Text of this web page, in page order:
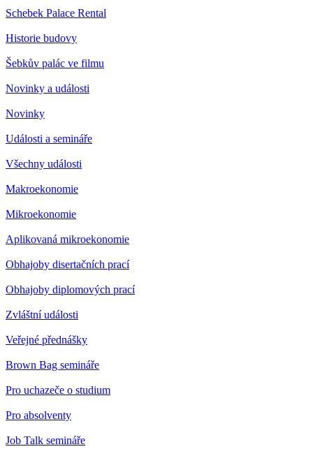
Schebek Palace Rental
Historie budovy
Šebkův palác ve filmu
Novinky a události
Novinky
Události a semináře
Všechny události
Makroekonomie
Mikroekonomie
Aplikovaná mikroekonomie
Obhajoby disertačních prací
Obhajoby diplomových prací
Zvláštní události
Veřejné přednášky
Brown Bag semináře
Pro uchazeče o studium
Pro absolventy
Job Talk semináře